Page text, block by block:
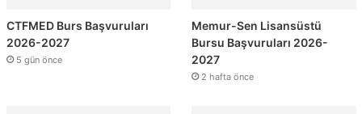
CTFMED Burs Başvuruları
2026-2027
5 gün önce
Memur-Sen Lisansüstü
Bursu Başvuruları 2026-
2027
2 hafta önce